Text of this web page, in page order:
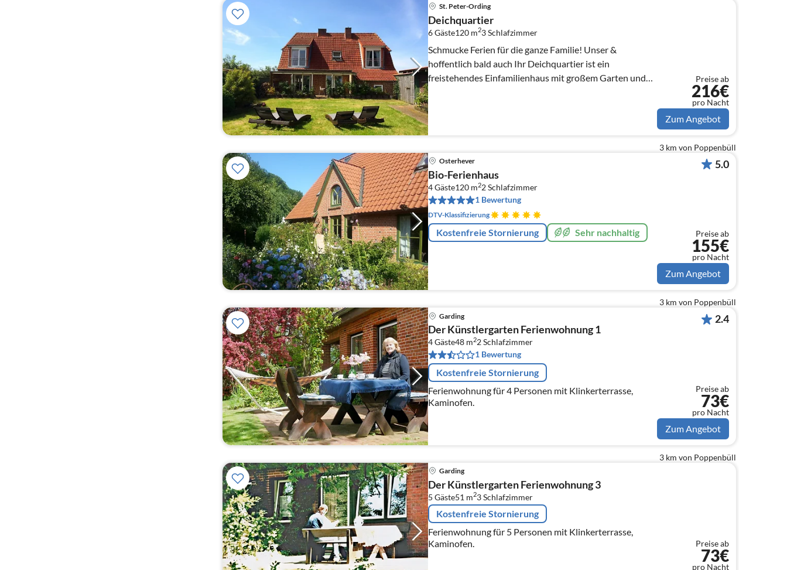
St. Peter-Ording
Deichquartier
6 Gäste120 m23Schlafzimmer
Schmucke Ferien für die ganze Familie! Unser &
hoffentlich bald auch Ihr Deichquartier ist ein
freistehendes Einfamilienhaus mit großem Garten und
Weitblick direkt am Binnendeich.
Preise ab
216€
pro Nacht
Zum Angebot
3 km von Poppenbüll
Osterhever
Bio-Ferienhaus
4 Gäste120 m22Schlafzimmer
1 Bewertung
DTV-Klassifizierung
Kostenfreie Stornierung Sehr nachhaltig
5.0
Preise ab
155€
pro Nacht
Zum Angebot
3 km von Poppenbüll
Garding
Der Künstlergarten Ferienwohnung 1
4 Gäste48 m22Schlafzimmer
1 Bewertung
Kostenfreie Stornierung
Ferienwohnung für 4 Personen mit Klinkerterrasse,
Kaminofen.
2.4
Preise ab
73€
pro Nacht
Zum Angebot
3 km von Poppenbüll
Garding
Der Künstlergarten Ferienwohnung 3
5 Gäste51 m23Schlafzimmer
Kostenfreie Stornierung
Ferienwohnung für 5 Personen mit Klinkerterrasse,
Kaminofen.
Preise ab
73€
pro Nacht